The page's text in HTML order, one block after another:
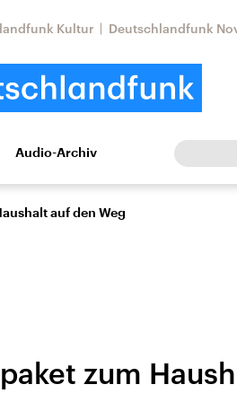
Kultur Deutschlandfunk
Kultur Europa
Lage und
Faktenchecks
Audio-Archiv
auf den Weg
zum